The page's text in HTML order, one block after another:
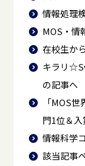
情報処理
MOS・情
在校生か
キラリ
の記事へ
「MOS
門1位＆入
情報科学
該当記事